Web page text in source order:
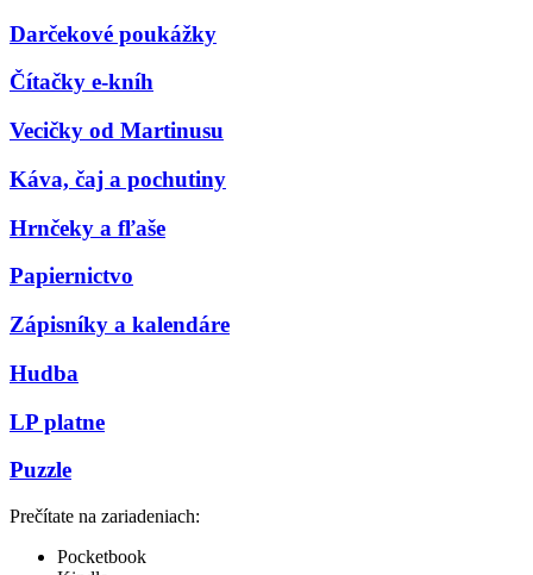
Darčekové poukážky
Čítačky e-kníh
Vecičky od Martinusu
Káva, čaj a pochutiny
Hrnčeky a fľaše
Papiernictvo
Zápisníky a kalendáre
Hudba
LP platne
Puzzle
Prečítate na zariadeniach:
Pocketbook